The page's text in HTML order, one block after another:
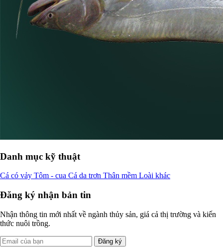
Danh mục kỹ thuật
Cá có vảy Tôm - cua Cá da trơn Thân mềm Loài khác
Đăng ký nhận bản tin
Nhận thông tin mới nhất về ngành thủy sản, giá cả thị trường và kiến
thức nuôi trồng.
Đăng ký